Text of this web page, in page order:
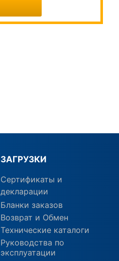
ЗАГРУЗКИ
Сертификаты и
декларации
Бланки заказов
Возврат и Обмен
Технические каталоги
Руководства по
эксплуатации